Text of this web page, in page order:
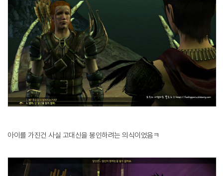
아이를 가진건 사실 고대신을 봉인하려는 의식이었음ㅋ